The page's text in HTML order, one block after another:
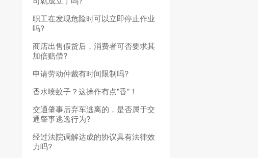
职工在发现危险时可以立即停止作业
吗?
商店出售假货后，消费者可否要求其
加倍赔偿?
申请劳动仲裁有时间限制吗?
香水喷蚊子？这操作有点"香"！
交通肇事后弃车逃离的，是否属于交
通肇事逃逸行为?
经过法院调解达成的协议具有法律效
力吗?